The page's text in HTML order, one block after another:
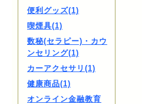
便利グッズ(1)
喫煙具(1)
数秘(セラピー)・カウ
ンセリング(1)
カーアクセサリ(1)
健康商品(1)
オンライン金融教育